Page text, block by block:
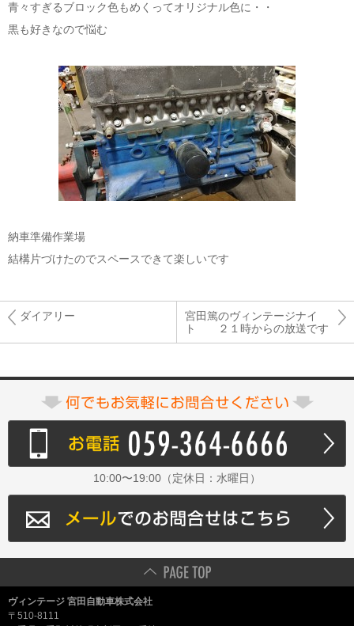
青々すぎるブロック色もめくってオリジナル色に・・
黒も好きなので悩む
納車準備作業場
結構片づけたのでスペースできて楽しいです
ダイアリー
宮田篤のヴィンテージナイ
ト ２１時からの放送です
10:00〜19:00（定休日：水曜日）
ヴィンテージ 宮田自動車株式会社
〒510-8111